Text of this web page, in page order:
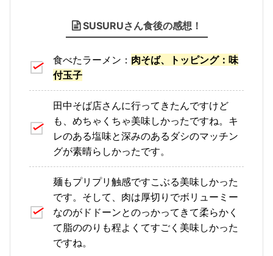
SUSURUさん食後の感想！
食べたラーメン： 肉そば、トッピング：味
付玉子
田中そば店さんに行ってきたんですけど
も、めちゃくちゃ美味しかったですね。キ
レのある塩味と深みのあるダシのマッチン
グが素晴らしかったです。
麺もプリプリ触感ですこぶる美味しかった
です。そして、肉は厚切りでボリューミー
なのがドドーンとのっかってきて柔らかく
て脂ののりも程よくてすごく美味しかった
ですね。